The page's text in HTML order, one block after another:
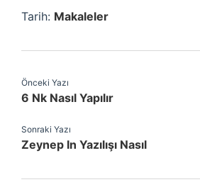
Tarih: Makaleler
Önceki Yazı
6 Nk Nasıl Yapılır
Sonraki Yazı
Zeynep In Yazılışı Nasıl